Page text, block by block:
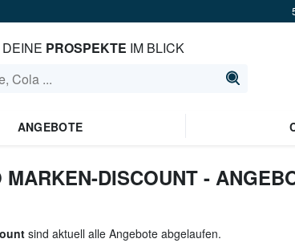
PROSPEKTE IM BLICK
ANGEBOTE
DISCOUNT -
sind aktuell alle Angebote abgelaufen.